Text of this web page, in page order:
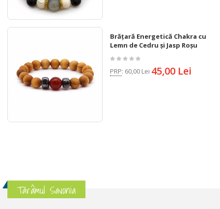
Brățară Energetică Chakra cu
Lemn de Cedru și Jasp Roșu
PRP: 60,00 Lei 45,00 Lei
Tărâmul Savonia